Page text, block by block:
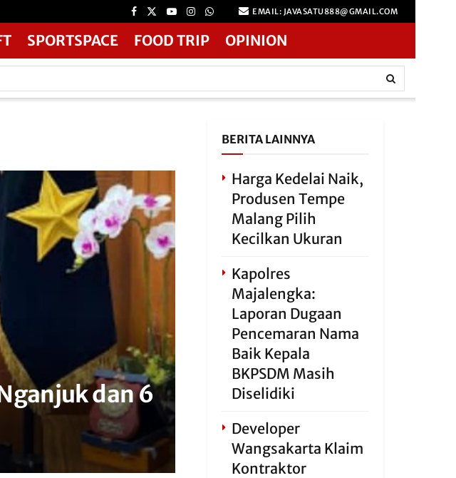
EMAIL: JAVASATU888@GMAIL.COM
SPORTSPACE FOOD TRIP OPINION
dan 6
BERITA LAINNYA
Harga Kedelai Naik,
Produsen Tempe
Malang Pilih
Kecilkan Ukuran
Kapolres
Majalengka:
Laporan Dugaan
Pencemaran Nama
Baik Kepala
BKPSDM Masih
Diselidiki
Developer
Wangsakarta Klaim
Kontraktor